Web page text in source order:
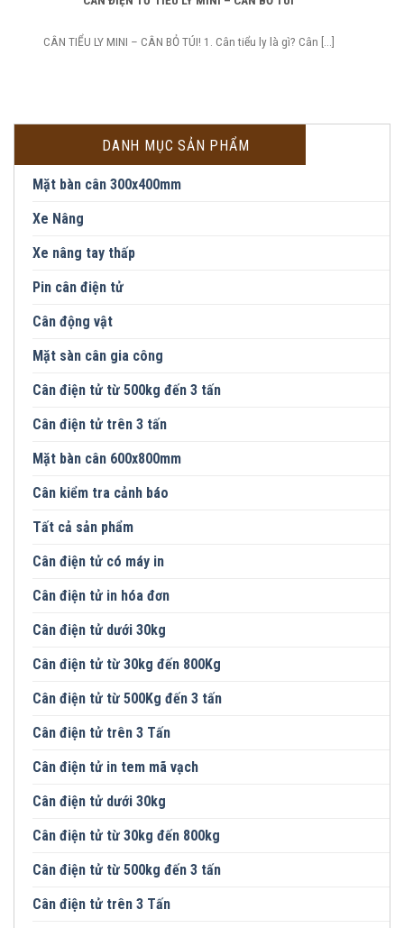
CÂN TIỂU LY MINI – CÂN BỎ TÚI! 1. Cân tiểu ly là gì? Cân [...]
DANH MỤC SẢN PHẨM
Mặt bàn cân 300x400mm
Xe Nâng
Xe nâng tay thấp
Pin cân điện tử
Cân động vật
Mặt sàn cân gia công
Cân điện tử từ 500kg đến 3 tấn
Cân điện tử trên 3 tấn
Mặt bàn cân 600x800mm
Cân kiểm tra cảnh báo
Tất cả sản phẩm
Cân điện tử có máy in
Cân điện tử in hóa đơn
Cân điện tử dưới 30kg
Cân điện tử từ 30kg đến 800Kg
Cân điện tử từ 500Kg đến 3 tấn
Cân điện tử trên 3 Tấn
Cân điện tử in tem mã vạch
Cân điện tử dưới 30kg
Cân điện tử từ 30kg đến 800kg
Cân điện tử từ 500kg đến 3 tấn
Cân điện tử trên 3 Tấn